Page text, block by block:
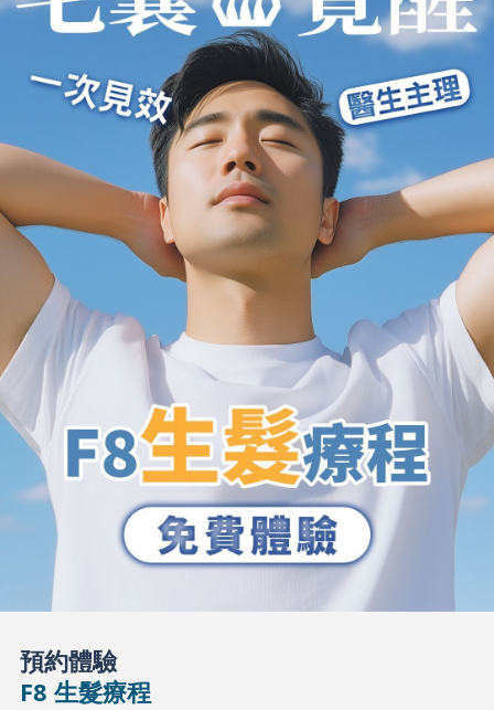
預約體驗
F8 生髮療程